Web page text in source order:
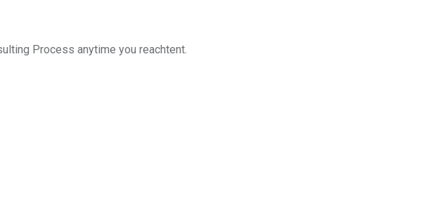
Process anytime you reachtent.